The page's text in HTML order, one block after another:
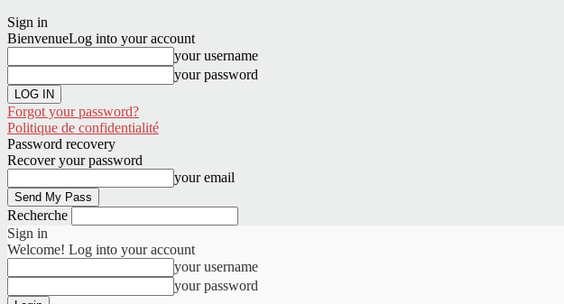
Sign in
BienvenueLog into your account
your username
your password
Forgot your password?
Politique de confidentialité
Password recovery
Recover your password
your email
Recherche
Sign in
Welcome! Log into your account
your username
your password